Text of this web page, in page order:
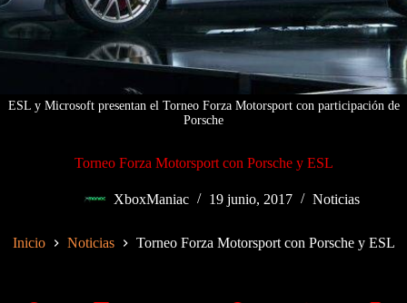
ESL y Microsoft presentan el Torneo Forza Motorsport con participación de
Porsche
Torneo Forza Motorsport con Porsche y ESL
XboxManiac 19 junio, 2017 Noticias
Inicio Noticias Torneo Forza Motorsport con Porsche y ESL